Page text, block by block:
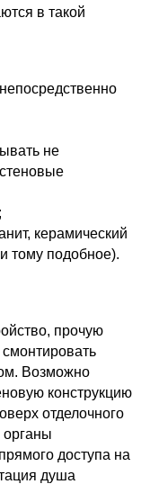
в такой
не
керамический
тому подобное).
прочую
Возможно
конструкцию
отделочного
доступа на
душа